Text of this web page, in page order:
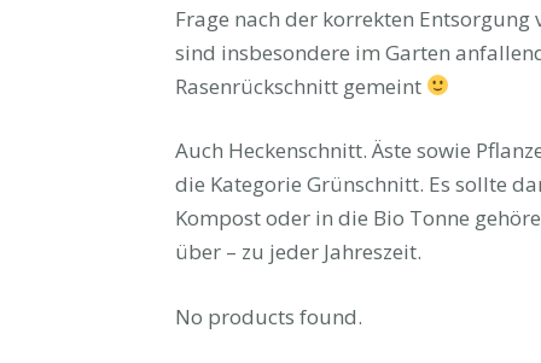
Frage nach der korrekten
sind insbesondere im Garten
Rasenrückschnitt gemeint
Auch Heckenschnitt. Äste sowie
die Kategorie Grünschnitt. Es sollte
Kompost oder in die Bio Tonne
über – zu jeder Jahreszeit.
No products found.